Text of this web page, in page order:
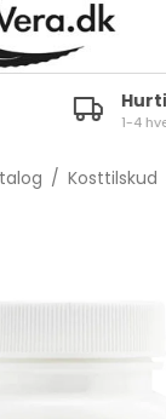
Hurtig levering
1-4 hverdage
/ Kosttilskud